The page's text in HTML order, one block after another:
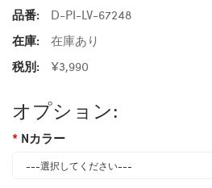
品番:
D-PI-LV-67248
在庫:
在庫あり
税別:
¥3,990
オプション:
Nカラー